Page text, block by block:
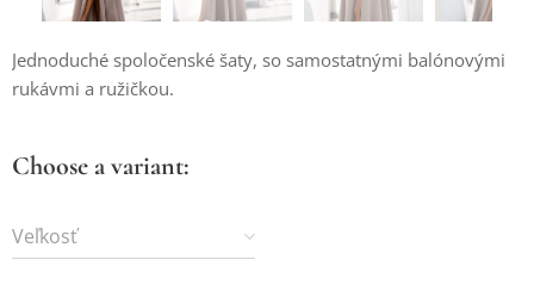
Jednoduché spoločenské šaty, so samostatnými balónovými
rukávmi a ružičkou.
Choose a variant:
Veľkosť